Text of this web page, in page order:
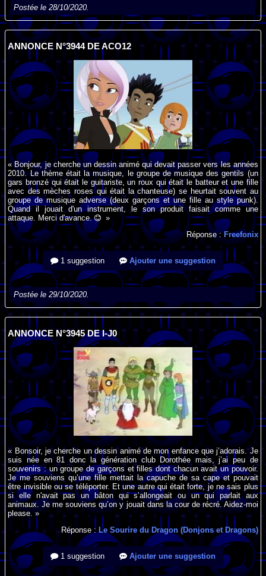
Postée le 28/10/2020.
ANNONCE N°3944 DE ACO12
« Bonjour, je cherche un dessin animé qui devait passer vers les années
2010. Le thème était la musique, le groupe de musique des gentils (un
gars bronzé qui était le guitariste, un roux qui était le batteur et une fille
avec des mèches roses qui était la chanteuse) se heurtait souvent au
groupe de musique adverse (deux garçons et une fille au style punk).
Quand il jouait d'un instrument, le son produit faisait comme une
attaque. Merci d'avance.
»
Réponse :Freefonix
1 suggestion Ajouter une suggestion
Postée le 29/10/2020.
ANNONCE N°3945 DE I-J0
« Bonsoir, je cherche un dessin animé de mon enfance que j’adorais. Je
suis née en 81 donc la génération club Dorothée mais, j’ai peu de
souvenirs : un groupe de garçons et filles dont chacun avait un pouvoir.
Je me souviens qu’une fille mettait la capuche de sa cape et pouvait
être invisible ou se téléporter. Et une autre qui était forte, je ne sais plus
si elle n'avait pas un bâton qui s’allongeait ou un qui parlait aux
animaux. Je me souviens qu’on y jouait dans la cour de récré. Aidez-moi
please. »
Réponse :Le Sourire du Dragon (Donjons et Dragons)
1 suggestion Ajouter une suggestion